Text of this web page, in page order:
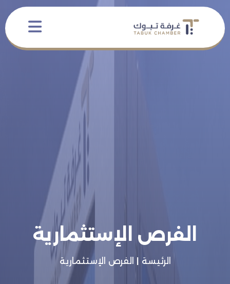
الفرص الإستثمارية
الرئيسة | الفرص الإستثمارية